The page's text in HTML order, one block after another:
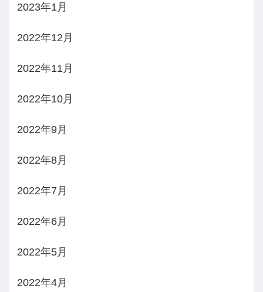
2023年1月
2022年12月
2022年11月
2022年10月
2022年9月
2022年8月
2022年7月
2022年6月
2022年5月
2022年4月